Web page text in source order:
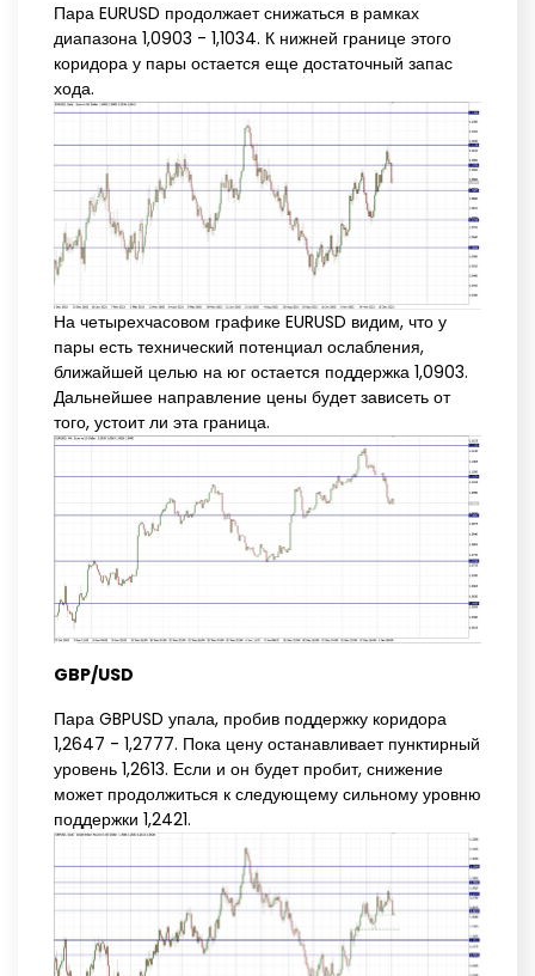
Пара EURUSD продолжает снижаться в рамках
диапазона 1,0903 - 1,1034. К нижней границе этого
коридора у пары остается еще достаточный запас
хода.
На четырехчасовом графике EURUSD видим, что у
пары есть технический потенциал ослабления,
ближайшей целью на юг остается поддержка 1,0903.
Дальнейшее направление цены будет зависеть от
того, устоит ли эта граница.
GBP/USD
Пара GBPUSD упала, пробив поддержку коридора
1,2647 - 1,2777. Пока цену останавливает пунктирный
уровень 1,2613. Если и он будет пробит, снижение
может продолжиться к следующему сильному уровню
поддержки 1,2421.